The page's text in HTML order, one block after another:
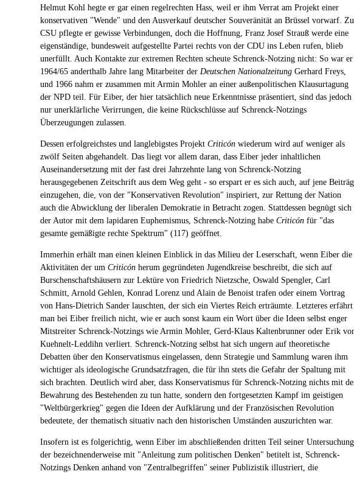
Helmut Kohl hegte er gar einen regelrechten Hass, weil er ihm Verrat am Projekt einer
konservativen "Wende" und den Ausverkauf deutscher Souveränität an Brüssel vorwarf.
CSU pflegte er gewisse Verbindungen, doch die Hoffnung, Franz Josef Strauß werde eine
eigenständige, bundesweit aufgestellte Partei rechts von der CDU ins Leben rufen, blieb
unerfüllt. Auch Kontakte zur extremen Rechten scheute Schrenck-Notzing nicht: So war er
1964/65 anderthalb Jahre lang Mitarbeiter der Deutschen Nationalzeitung Gerhard Freys,
und 1966 nahm er zusammen mit Armin Mohler an einer außenpolitischen Klausurtagung
der NPD teil. Für Eiber, der hier tatsächlich neue Erkenntnisse präsentiert, sind das jedoch
nur unerklärliche Verirrungen, die keine Rückschlüsse auf Schrenck-Notzings
Überzeugungen zulassen.
Dessen erfolgreichstes und langlebigstes Projekt Criticón wiederum wird auf weniger als
zwölf Seiten abgehandelt. Das liegt vor allem daran, dass Eiber jeder inhaltlichen
Auseinandersetzung mit der fast drei Jahrzehnte lang von Schrenck-Notzing
herausgegebenen Zeitschrift aus dem Weg geht - so erspart er es sich auch, auf jene
einzugehen, die, von der "Konservativen Revolution" inspiriert, zur Rettung der Nation
auch die Abwicklung der liberalen Demokratie in Betracht zogen. Stattdessen begnügt sich
der Autor mit dem lapidaren Euphemismus, Schrenck-Notzing habe Criticón für "das
gesamte gemäßigte rechte Spektrum" (117) geöffnet.
Immerhin erhält man einen kleinen Einblick in das Milieu der Leserschaft, wenn Eiber die
Aktivitäten der um Criticón herum gegründeten Jugendkreise beschreibt, die sich auf
Burschenschaftshäusern zur Lektüre von Friedrich Nietzsche, Oswald Spengler, Carl
Schmitt, Arnold Gehlen, Konrad Lorenz und Alain de Benoist trafen oder einem Vortrag
von Hans-Dietrich Sander lauschten, der sich ein Viertes Reich erträumte. Letzteres erfährt
man bei Eiber freilich nicht, wie er auch sonst kaum ein Wort über die Ideen selbst enger
Mitstreiter Schrenck-Notzings wie Armin Mohler, Gerd-Klaus Kaltenbrunner oder Erik
Kuehnelt-Leddihn verliert. Schrenck-Notzing selbst hat sich ungern auf theoretische
Debatten über den Konservatismus eingelassen, denn Strategie und Sammlung waren ihm
wichtiger als ideologische Grundsatzfragen, die für ihn stets die Gefahr der Spaltung mit
sich brachten. Deutlich wird aber, dass Konservatismus für Schrenck-Notzing nichts mit
Bewahrung des Bestehenden zu tun hatte, sondern den fortgesetzten Kampf im geistigen
"Weltbürgerkrieg" gegen die Ideen der Aufklärung und der Französischen Revolution
bedeutete, der thematisch situativ nach den historischen Umständen auszurichten war.
Insofern ist es folgerichtig, wenn Eiber im abschließenden dritten Teil seiner
der bezeichnenderweise mit "Anleitung zum politischen Denken" betitelt ist, Schrenck-
Notzings Denken anhand von "Zentralbegriffen" seiner Publizistik illustriert, die